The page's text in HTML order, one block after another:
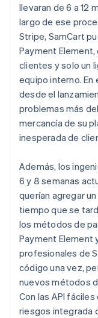
llevaran de 6 a 12
largo de ese
Stripe, SamCart
Payment Element,
clientes y solo un
equipo interno.
desde el
problemas más
mercancía de su
inesperada de
Además, los
6 y 8 semanas
querían agregar
tiempo que se
los métodos de
Payment Element
profesionales de
código una vez,
nuevos métodos
Con las API
riesgos integrada